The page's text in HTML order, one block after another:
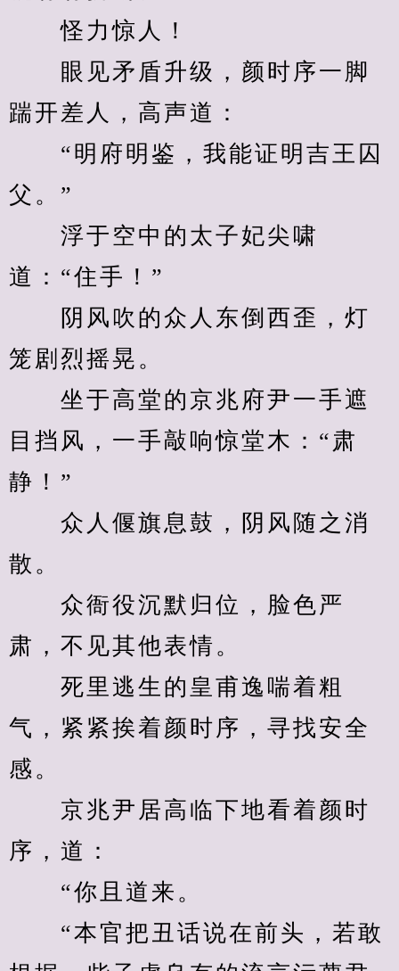
怪力惊人！
眼见矛盾升级，颜时序一脚
踹开差人，高声道：
“明府明鉴，我能证明吉王囚
父。”
浮于空中的太子妃尖啸
道：“住手！”
阴风吹的众人东倒西歪，灯
笼剧烈摇晃。
坐于高堂的京兆府尹一手遮
目挡风，一手敲响惊堂木：“肃
静！”
众人偃旗息鼓，阴风随之消
散。
众衙役沉默归位，脸色严
肃，不见其他表情。
死里逃生的皇甫逸喘着粗
气，紧紧挨着颜时序，寻找安全
感。
京兆尹居高临下地看着颜时
序，道：
“你且道来。
“本官把丑话说在前头，若敢